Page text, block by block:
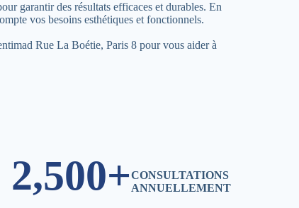
garantir des résultats efficaces et durables. En
vos besoins esthétiques et fonctionnels.
Rue La Boétie, Paris 8 pour vous aider à
2,500+CONSULTATIONS
ANNUELLEMENT